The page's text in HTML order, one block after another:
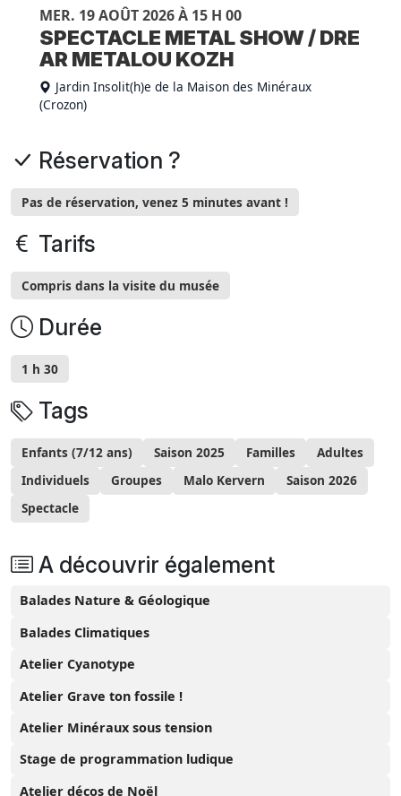
MER. 19 AOÛT 2026 À 15 H 00
SPECTACLE METAL SHOW / DRE
AR METALOU KOZH
Jardin Insolit(h)e de la Maison des Minéraux
(Crozon)
Réservation ?
Pas de réservation, venez 5 minutes avant !
Tarifs
Compris dans la visite du musée
Durée
1 h 30
Tags
Enfants (7/12 ans) Saison 2025 Familles
Adultes
Individuels
Groupes Malo Kervern
Saison 2026
Spectacle
A découvrir également
Balades Nature & Géologique
Balades Climatiques
Atelier Cyanotype
Atelier Grave ton fossile !
Atelier Minéraux sous tension
Stage de programmation ludique
Atelier décos de Noël